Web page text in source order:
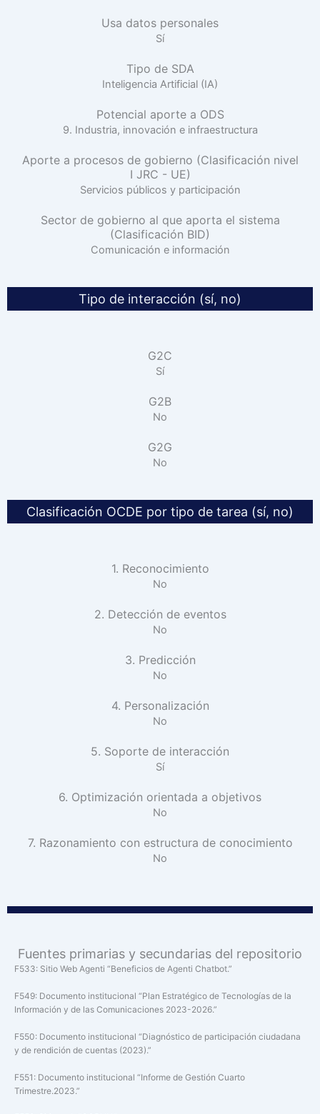
Usa datos personales
Sí
Tipo de SDA
Inteligencia Artificial (IA)
Potencial aporte a ODS
9. Industria, innovación e infraestructura
Aporte a procesos de gobierno (Clasificación nivel
I JRC - UE)
Servicios públicos y participación
Sector de gobierno al que aporta el sistema
(Clasificación BID)
Comunicación e información
Tipo de interacción (sí, no)
G2C
Sí
G2B
No
G2G
No
Clasificación OCDE por tipo de tarea (sí, no)
1. Reconocimiento
No
2. Detección de eventos
No
3. Predicción
No
4. Personalización
No
5. Soporte de interacción
Sí
6. Optimización orientada a objetivos
No
7. Razonamiento con estructura de conocimiento
No
Fuentes primarias y secundarias del repositorio
F533: Sitio Web Agenti “Beneficios de Agenti Chatbot.”
F549: Documento institucional “Plan Estratégico de Tecnologías de la
Información y de las Comunicaciones 2023-2026.”
F550: Documento institucional “Diagnóstico de participación ciudadana
y de rendición de cuentas (2023).”
F551: Documento institucional “Informe de Gestión Cuarto
Trimestre.2023.”